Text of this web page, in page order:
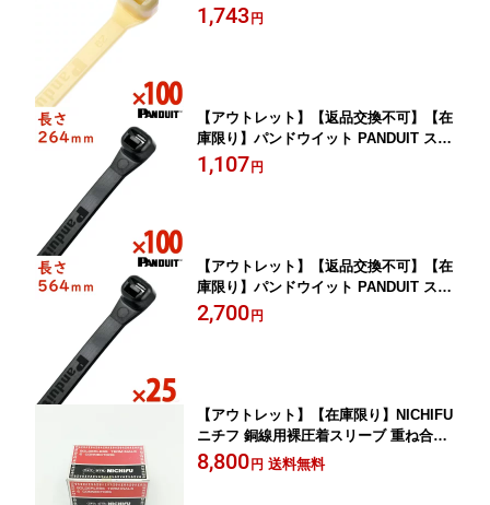
パーグリップPLT370Sナチュラル白1袋
100本入り結束バンド 結束タイ 配線バ
1,743 円
【アウトレット】【返品交換不可】【在
庫限り】パンドウイット PANDUIT スー
パーグリップPLT250B耐侯性黒1袋100
本入り結束バンド 結束タイ 配線バン ケ
1,107 円
【アウトレット】【返品交換不可】【在
庫限り】パンドウイット PANDUIT スー
パーグリップPLT550B耐侯性黒1袋25本
入り結束バンド 結束タイ 配線バン ケー
2,700 円
【アウトレット】【在庫限り】NICHIFU
ニチフ 銅線用裸圧着スリーブ 重ね合せ
用 P-100 50個入
8,800 円 送料無料